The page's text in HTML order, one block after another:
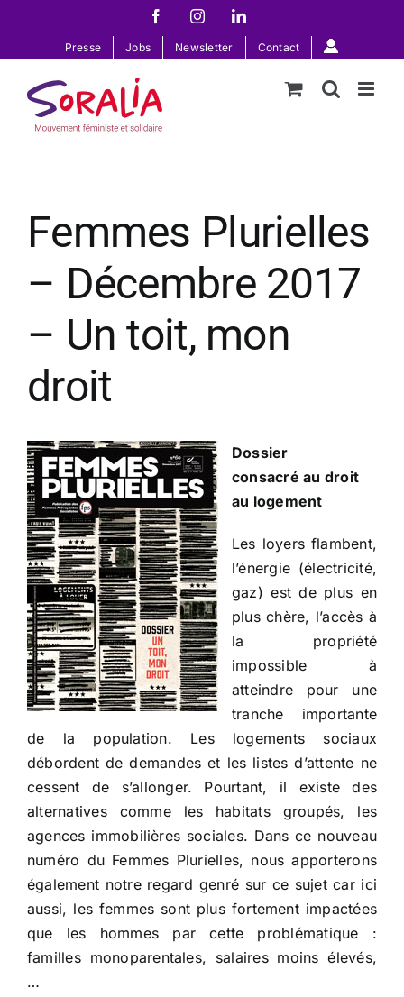
contenu
FacebookInstagramLinkedIn
Presse Jobs Newsletter Contact
Femmes Plurielles
– Décembre 2017
– Un toit, mon
droit
Dossier
consacré au droit
au logement
Les loyers flambent,
l’énergie (électricité,
gaz) est de plus en
plus chère, l’accès à
la propriété
impossible à
atteindre pour une
tranche importante
de la population. Les logements sociaux
débordent de demandes et les listes d’attente ne
cessent de s’allonger. Pourtant, il existe des
alternatives comme les habitats groupés, les
agences immobilières sociales. Dans ce nouveau
numéro du Femmes Plurielles, nous apporterons
également notre regard genré sur ce sujet car ici
aussi, les femmes sont plus fortement impactées
que les hommes par cette problématique :
familles monoparentales, salaires moins élevés,
…